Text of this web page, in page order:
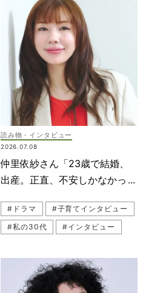
読み物・インタビュー
2026.07.08
仲里依紗さん「23歳で結婚、
出産。正直、不安しかなかっ
#ドラマ
#子育てインタビュー
#私の30代
#インタビュー